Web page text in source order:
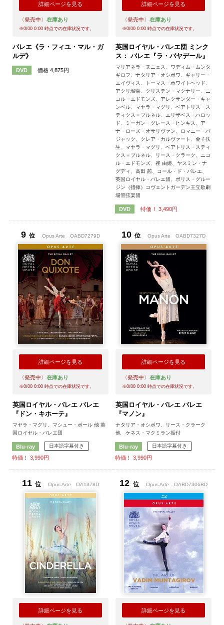
詳細ページを見る
〈発売中〉 在庫あり
※0/00 0:00時点での在庫状況です。
バレエ《ラ・フィユ・マル・ガ
ルデ》
DVD 価格 4,875円
詳細ページを見る
〈発売中〉 在庫あり
※0/00 0:00時点での在庫状況です。
英国ロイヤル・バレエ団 ミンク
ス： バレエ『ラ・バヤデール』
マリアネラ・ヌニェス、ワディム・ムンタ
ギロフ、ナタリア・オシポワ、ギャリー・
エイヴィス、トーマス・ホワイトヘッド、
アクリ瑠嘉、クリステン・マクナリー、ニ
コル・エドモンズ、アレクサンダー・キャ
ンベル、マヤラ・マグリ、ベアトリス・ス
ティクス＝ブルネル、エリザベス・ハロッ
ド、ミーガン・グレース・ヒンキス、ア
ナ・ローズ・オサリヴァン、ロマニー・パ
ジャック、クレア・カルヴァート、金子扶
生、マヤラ・マグリ、ベアトリス・スティ
クス＝ブルネル、リース・クラーク、ニコ
ル・エドモンズ、崔 由姫、ヤスミン・ナ
グディ、高田 茜、コール・ド・バレエ、
英国ロイヤル・バレエ団、ボリス・グルー
ジン（指揮）コヴェントガーデン王立歌劇
場管弦楽団
DVD 特価！ 3,490円
9 位 Opus ArteOABD7279D
詳細ページを見る
〈発売中〉 在庫あり
※0/00 0:00時点での在庫状況です。
英国ロイヤル・バレエ バレエ
『ドン・キホーテ』
マヤラ・マグリ、マシュー・ボール 他 英
国ロイヤル・バレエ団
Blu-ray 日本語字幕付き
特価！ 3,990円
10 位 Opus ArteOABD7327D
詳細ページを見る
〈発売中〉 在庫あり
※0/00 0:00時点での在庫状況です。
英国ロイヤル・バレエ バレエ
『マノン』
ナタリア・オシポワ、リース・クラーク
他 ケネス・マクミラン振付
Blu-ray 日本語字幕付き
特価！ 3,990円
11 位 Opus ArteOA1378D
詳細ページを見る
12 位 Opus Arte OABD7306BD
詳細ページを見る